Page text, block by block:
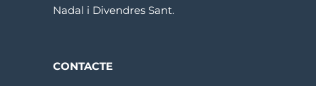
Nadal i Divendres Sant.
CONTACTE